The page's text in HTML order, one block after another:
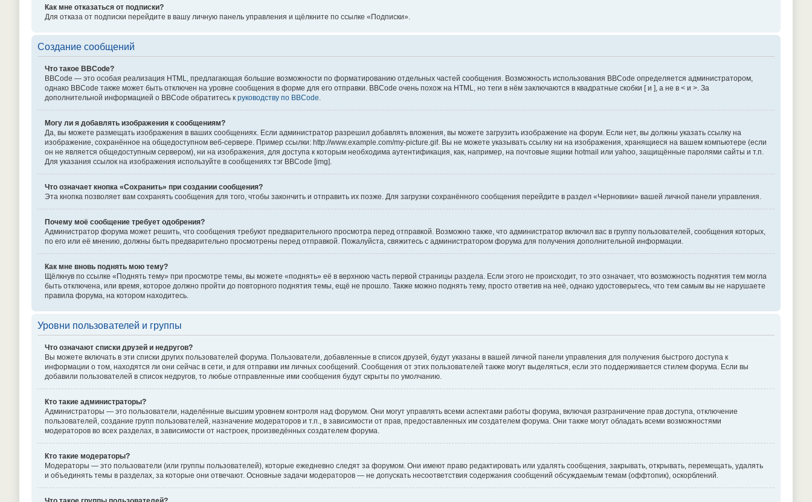
Как мне отказаться от подписки?
Для отказа от подписки перейдите в вашу личную панель управления и щёлкните по ссылке «Подписки».
Создание сообщений
Что такое BBCode?
BBCode — это особая реализация HTML, предлагающая большие возможности по форматированию отдельных частей сообщения. Возможность использования BBCode определяется администратором,
однако BBCode также может быть отключен на уровне сообщения в форме для его отправки. BBCode очень похож на HTML, но теги в нём заключаются в квадратные скобки [ и ], а не в < и >. За
дополнительной информацией о BBCode обратитесь к руководству по BBCode.
Могу ли я добавлять изображения к сообщениям?
Да, вы можете размещать изображения в ваших сообщениях. Если администратор разрешил добавлять вложения, вы можете загрузить изображение на форум. Если нет, вы должны указать ссылку на
изображение, сохранённое на общедоступном веб-сервере. Пример ссылки: http://www.example.com/my-picture.gif. Вы не можете указывать ссылку ни на изображения, хранящиеся на вашем компьютере (если
он не является общедоступным сервером), ни на изображения, для доступа к которым необходима аутентификация, как, например, на почтовые ящики hotmail или yahoo, защищённые паролями сайты и т.п.
Для указания ссылок на изображения используйте в сообщениях тэг BBCode [img].
Что означает кнопка «Сохранить» при создании сообщения?
Эта кнопка позволяет вам сохранять сообщения для того, чтобы закончить и отправить их позже. Для загрузки сохранённого сообщения перейдите в раздел «Черновики» вашей личной панели управления.
Почему моё сообщение требует одобрения?
Администратор форума может решить, что сообщения требуют предварительного просмотра перед отправкой. Возможно также, что администратор включил вас в группу пользователей, сообщения которых,
по его или её мнению, должны быть предварительно просмотрены перед отправкой. Пожалуйста, свяжитесь с администратором форума для получения дополнительной информации.
Как мне вновь поднять мою тему?
Щёлкнув по ссылке «Поднять тему» при просмотре темы, вы можете «поднять» её в верхнюю часть первой страницы раздела. Если этого не происходит, то это означает, что возможность поднятия тем могла
быть отключена, или время, которое должно пройти до повторного поднятия темы, ещё не прошло. Также можно поднять тему, просто ответив на неё, однако удостоверьтесь, что тем самым вы не нарушаете
правила форума, на котором находитесь.
Уровни пользователей и группы
Что означают списки друзей и недругов?
Вы можете включать в эти списки других пользователей форума. Пользователи, добавленные в список друзей, будут указаны в вашей личной панели управления для получения быстрого доступа к
информации о том, находятся ли они сейчас в сети, и для отправки им личных сообщений. Сообщения от этих пользователей также могут выделяться, если это поддерживается стилем форума. Если вы
добавили пользователей в список недругов, то любые отправленные ими сообщения будут скрыты по умолчанию.
Кто такие администраторы?
Администраторы — это пользователи, наделённые высшим уровнем контроля над форумом. Они могут управлять всеми аспектами работы форума, включая разграничение прав доступа, отключение
пользователей, создание групп пользователей, назначение модераторов и т.п., в зависимости от прав, предоставленных им создателем форума. Они также могут обладать всеми возможностями
модераторов во всех разделах, в зависимости от настроек, произведённых создателем форума.
Кто такие модераторы?
Модераторы — это пользователи (или группы пользователей), которые ежедневно следят за форумом. Они имеют право редактировать или удалять сообщения, закрывать, открывать, перемещать, удалять
и объединять темы в разделах, за которые они отвечают. Основные задачи модераторов — не допускать несоответствия содержания сообщений обсуждаемым темам (оффтопик), оскорблений.